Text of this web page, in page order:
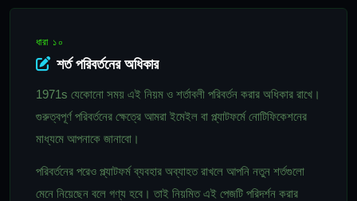
ধারা ১০
শর্ত পরিবর্তনের অধিকার
1971s যেকোনো সময় এই নিয়ম ও শর্তাবলী পরিবর্তন করার অধিকার রাখে।
গুরুত্বপূর্ণ পরিবর্তনের ক্ষেত্রে আমরা ইমেইল বা প্ল্যাটফর্মে নোটিফিকেশনের
মাধ্যমে আপনাকে জানাবো।
পরিবর্তনের পরেও প্ল্যাটফর্ম ব্যবহার অব্যাহত রাখলে আপনি নতুন শর্তগুলো
মেনে নিয়েছেন বলে গণ্য হবে। তাই নিয়মিত এই পেজটি পরিদর্শন করার